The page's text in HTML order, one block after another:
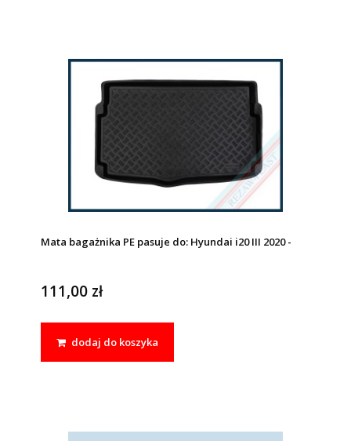
Mata bagażnika PE pasuje do: Hyundai i20 III 2020 -
111,00 zł
dodaj do koszyka